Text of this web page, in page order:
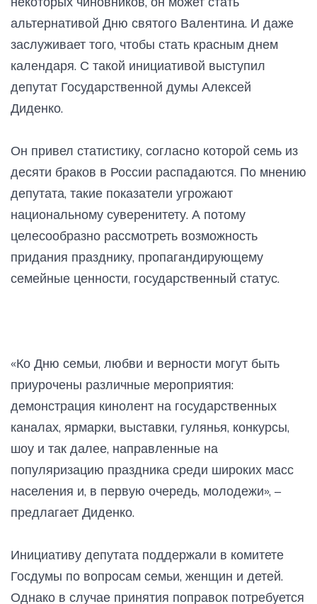
альтернативой Дню святого Валентина. И даже
заслуживает того, чтобы стать красным днем
календаря. С такой инициативой выступил
депутат Государственной думы Алексей
Диденко.
Он привел статистику, согласно которой семь из
десяти браков в России распадаются. По мнению
депутата, такие показатели угрожают
национальному суверенитету. А потому
целесообразно рассмотреть возможность
придания празднику, пропагандирующему
семейные ценности, государственный статус.
«Ко Дню семьи, любви и верности могут быть
приурочены различные мероприятия:
демонстрация кинолент на государственных
каналах, ярмарки, выставки, гулянья, конкурсы,
шоу и так далее, направленные на
популяризацию праздника среди широких масс
населения и, в первую очередь, молодежи», –
предлагает Диденко.
Инициативу депутата поддержали в комитете
Госдумы по вопросам семьи, женщин и детей.
Однако в случае принятия поправок потребуется